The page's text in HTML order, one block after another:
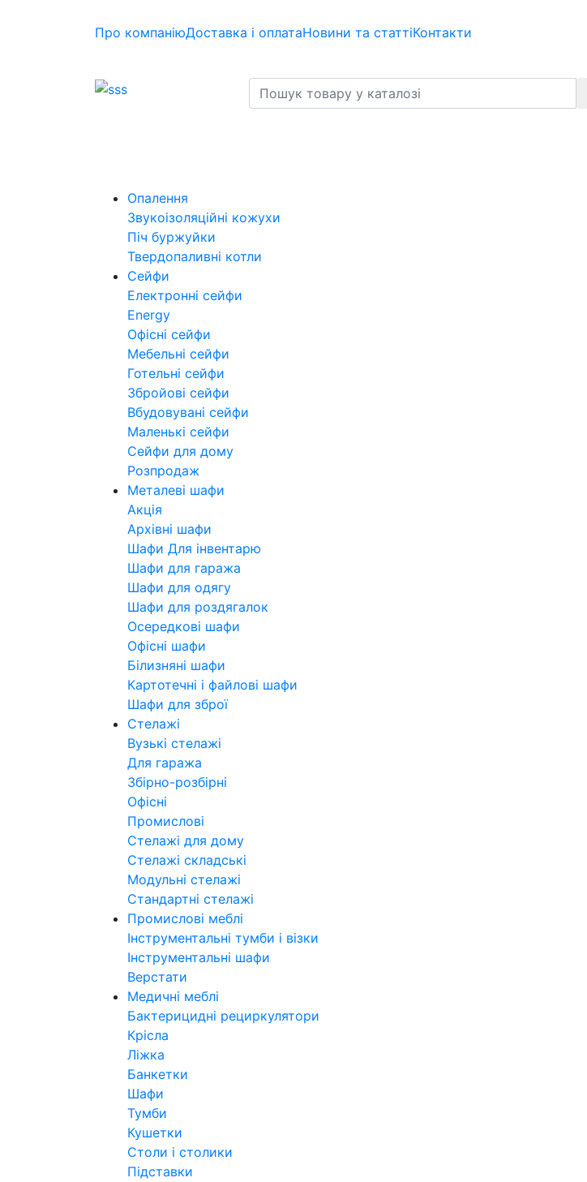
Про компаніюДоставка і оплатаНовини та статтіКонтакти
Опалення
Звукоізоляційні кожухи
Піч буржуйки
Твердопаливні котли
Сейфи
Електронні сейфи
Energy
Офісні сейфи
Мебельні сейфи
Готельні сейфи
Збройові сейфи
Вбудовувані сейфи
Маленькі сейфи
Сейфи для дому
Розпродаж
Металеві шафи
Акція
Архівні шафи
Шафи Для інвентарю
Шафи для гаража
Шафи для одягу
Шафи для роздягалок
Осередкові шафи
Офісні шафи
Білизняні шафи
Картотечні і файлові шафи
Шафи для зброї
Стелажі
Вузькі стелажі
Для гаража
Збірно-розбірні
Офісні
Промислові
Стелажі для дому
Стелажі складські
Модульні стелажі
Стандартні стелажі
Промислові меблі
Інструментальні тумби і візки
Інструментальні шафи
Верстати
Медичні меблі
Бактерицидні рециркулятори
Крісла
Ліжка
Банкетки
Шафи
Тумби
Кушетки
Столи і столики
Підставки